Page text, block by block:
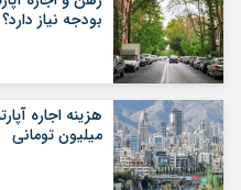
بودجه نیاز دارد؟
میلیون تومانی